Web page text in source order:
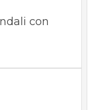
con